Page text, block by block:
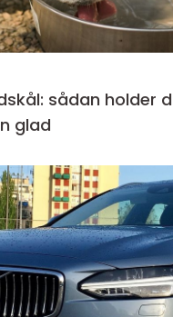
sådan holder
glad